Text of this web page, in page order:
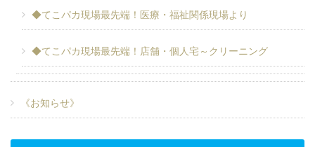
◆てこパカ現場最先端！医療・福祉関係現場より
◆てこパカ現場最先端！店舗・個人宅～クリーニング
《お知らせ》